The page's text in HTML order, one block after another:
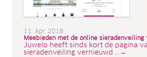
11. Apr. 2018
Meebieden met de online sieradenveiling
Juwelo heeft sinds kort de pagina
sieradenveiling vernieuwd ...→